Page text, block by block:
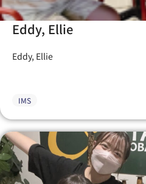
Eddy, Ellie
Eddy, Ellie
IMS